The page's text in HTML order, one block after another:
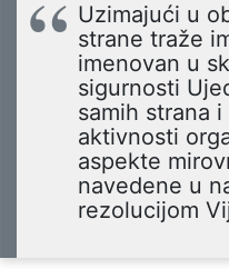
Uzimajući u
strane traže
imenovan u
sigurnosti
samih strana
aktivnosti
aspekte
navedene u
rezolucijom